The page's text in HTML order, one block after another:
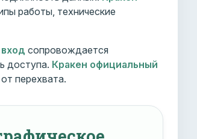
работы, технические
сопровождается
доступа. Кракен официальный
перехвата.